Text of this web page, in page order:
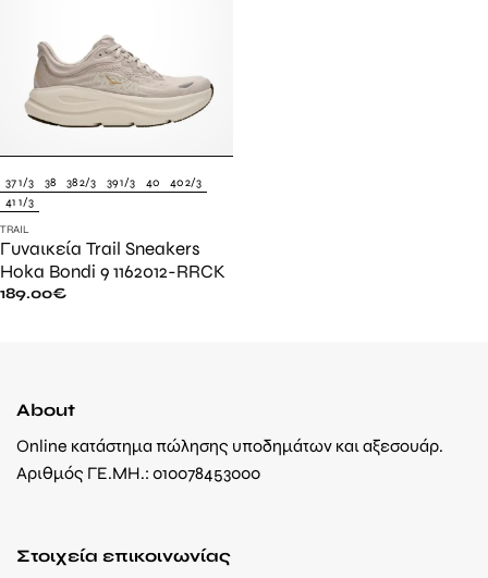
37 1/3 38 38 2/3 39 1/3 40
40 2/3
41 1/3
TRAIL
Γυναικεία Trail Sneakers
Hoka Bondi 9 1162012-RRCK
189.00€
About
Online κατάστημα πώλησης υποδημάτων και αξεσουάρ.
Αριθμός ΓΕ.ΜΗ.: 010078453000
Στοιχεία επικοινωνίας